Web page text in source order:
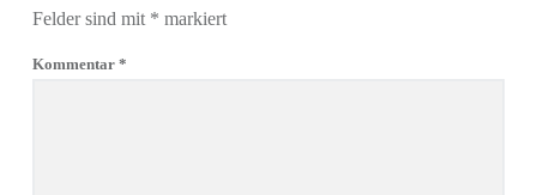
Felder sind mit * markiert
Kommentar *